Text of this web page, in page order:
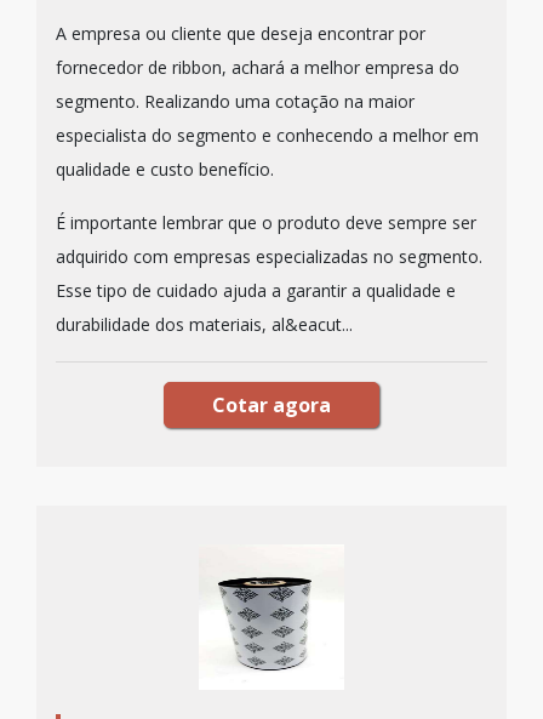
A empresa ou cliente que deseja encontrar por
fornecedor de ribbon, achará a melhor empresa do
segmento. Realizando uma cotação na maior
especialista do segmento e conhecendo a melhor em
qualidade e custo benefício.
É importante lembrar que o produto deve sempre ser
adquirido com empresas especializadas no segmento.
Esse tipo de cuidado ajuda a garantir a qualidade e
durabilidade dos materiais, al&eacut...
Cotar agora